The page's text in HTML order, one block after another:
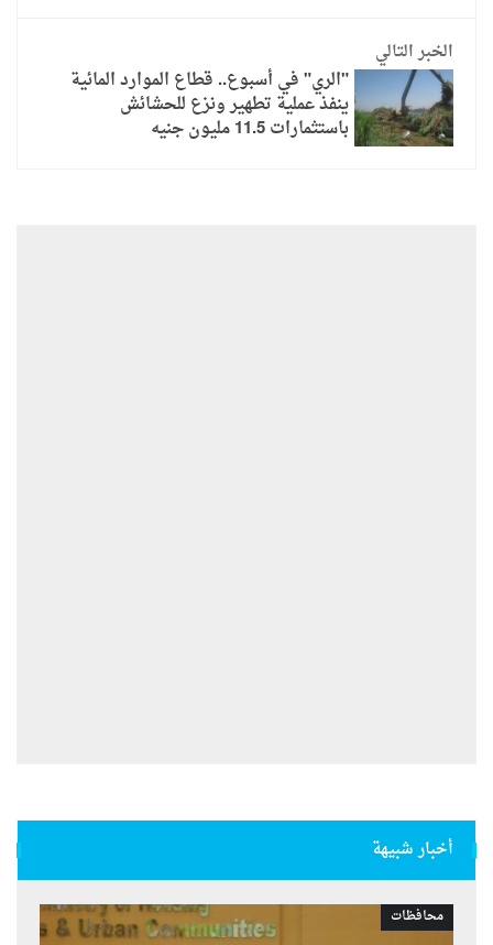
الخبر التالي
"الري" في أسبوع.. قطاع الموارد المائية
ينفذ عملية تطهير ونزع للحشائش
باستثمارات 11.5 مليون جنيه
أخبار شبيهة
محافظات